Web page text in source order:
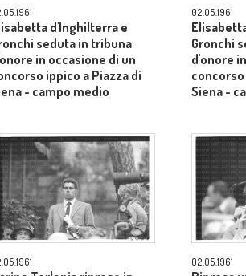
d'Inghilterra e
seduta in tribuna
in occasione di un
ippico a Piazza di
- campo medio
02.05.1961
Gronchi
d'onore
Siena -
02.05.1961